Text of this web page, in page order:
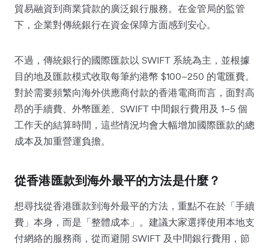
貿易融資到商業貸款的廣泛銀行服務。在金管局的監管
下，企業對傳統銀行在資金保障方面感到安心。
不過，傳統銀行的國際匯款以 SWIFT 系統為主，並根據
目的地及匯款模式收取每筆約港幣 $100–250 的電匯費。
對於需要頻繁向海外供應商付款的香港電商而言，面對高
昂的手續費、外幣匯差、SWIFT 中間銀行費用及 1–5 個
工作天的結算時間，這些情況均會大幅增加國際匯款的總
成本及加重營運負擔。
從香港匯款到海外最平的方法是什麼？
想尋找從香港匯款到海外最平的方法，重點不在於「手續
費」本身，而是「整體成本」。建議大家選擇使用本地支
付網絡的服務商，從而避開 SWIFT 及中間銀行費用，節